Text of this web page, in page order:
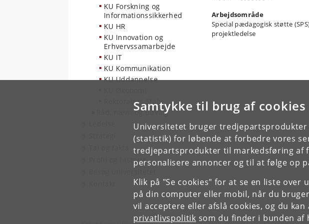
Samtykke til brug af cookies
Universitetet bruger
(statistik) for løbende at forbedre vores
tredjepartsprodukter til markedsføring af
personalisere annoncer og til at følge op
Klik på "Se cookies" for at se en liste over
på din computer eller mobil, når du
vil acceptere eller afslå cookies, og du
privatlivspolitik som du finder i bunden af
KU Forskning og
Informationssikkerhed
KU HR
KU Innovation og
Erhvervssamarbejde
KU IT
KU Kommunikation
KU Uddannelse
Rektoratets Stab
Råd, nævn og udvalg
Profil og historie
Arbejdsområde
Special pædagogisk støtte
projektledelse